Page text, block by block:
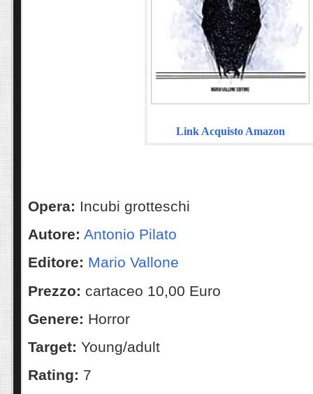
Link Acquisto Amazon
Opera: Incubi grotteschi
Autore: Antonio Pilato
Editore: Mario Vallone
Prezzo: cartaceo 10,00 Euro
Genere: Horror
Target: Young/adult
Rating: 7